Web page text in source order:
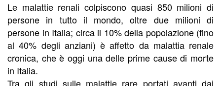
Le malattie renali colpiscono quasi 850 milioni di
persone in tutto il mondo, oltre due milioni di
persone in Italia; circa il 10% della popolazione (fino
al 40% degli anziani) è affetto da malattia renale
cronica, che è oggi una delle prime cause di morte
in Italia.
Tra gli studi sulle malattie rare portati avanti dai